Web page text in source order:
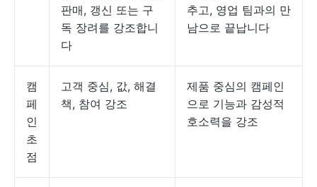
판매, 갱신 또는 구
독 장려를 강조합니
다
추고, 영업 팀과의 만
남으로 끝납니다
캠
페
인
초
점
고객 중심, 값, 해결
책, 참여 강조
제품 중심의 캠페인
으로 기능과 감성적
호소력을 강조